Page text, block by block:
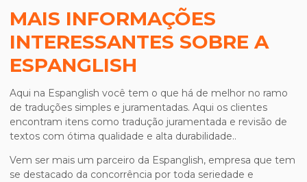
MAIS INFORMAÇÕES
INTERESSANTES SOBRE A
ESPANGLISH
Aqui na Espanglish você tem o que há de melhor no ramo
de traduções simples e juramentadas. Aqui os clientes
encontram itens como tradução juramentada e revisão de
textos com ótima qualidade e alta durabilidade..
Vem ser mais um parceiro da Espanglish, empresa que tem
se destacado da concorrência por toda seriedade e